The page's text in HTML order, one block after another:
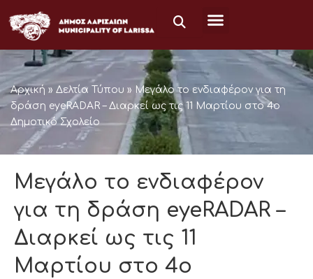
στο
περιεχόμενο
Αρχική » Δελτία Τύπου » Μεγάλο το ενδιαφέρον για τη
δράση eyeRADAR – Διαρκεί ως τις 11 Μαρτίου στο 4ο
Δημοτικό Σχολείο
Μεγάλο το ενδιαφέρον
για τη δράση eyeRADAR –
Διαρκεί ως τις 11
Μαρτίου στο 4ο